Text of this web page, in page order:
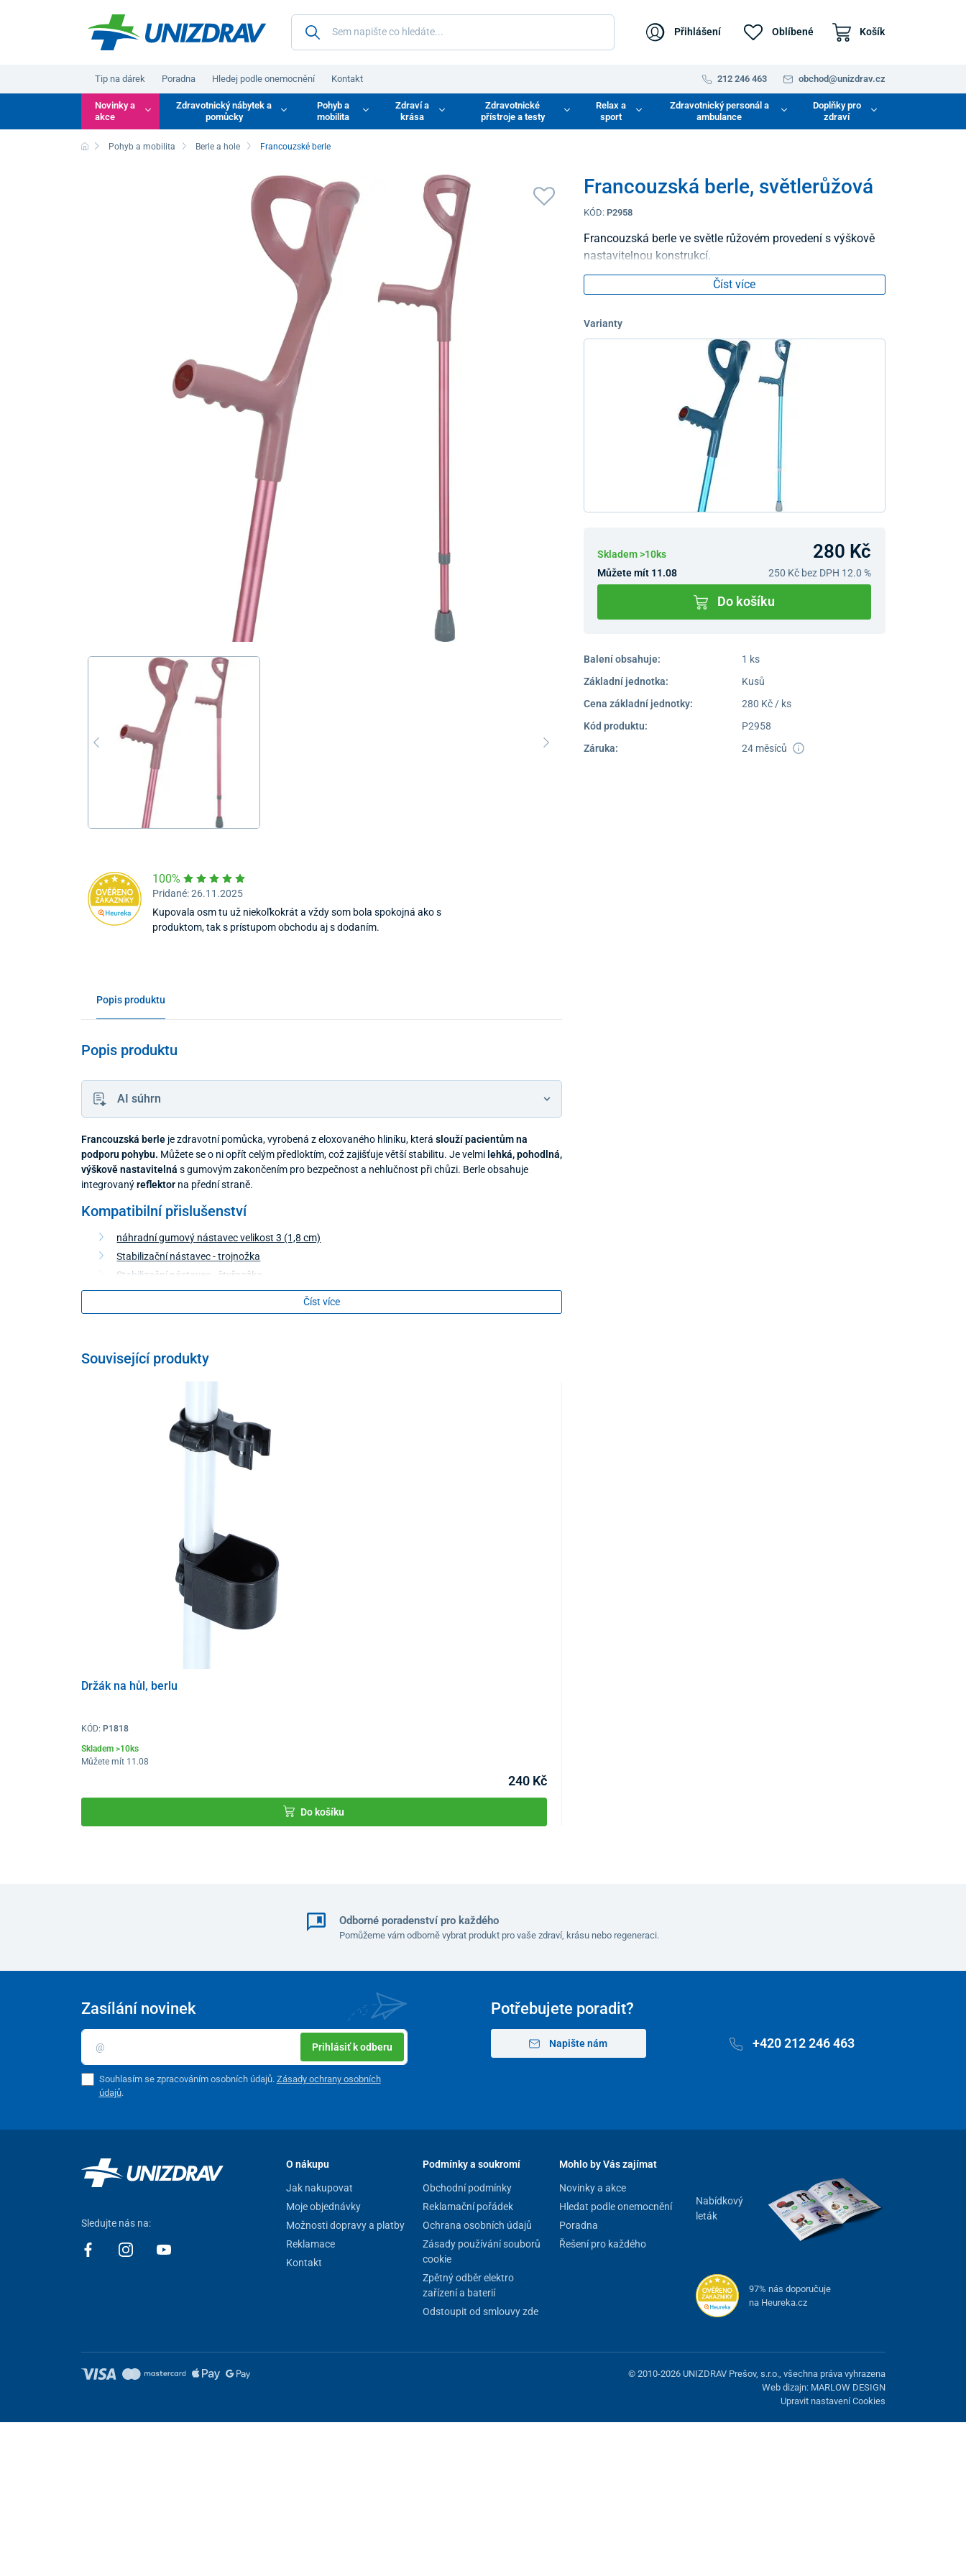
Přihlášení Oblíbené Košík
Tip na dárek Poradna Hledej podle onemocnění Kontakt 212 246 463 obchod@unizdrav.cz
Novinky a
akce
Zdravotnický nábytek a
pomůcky
Pohyb a
mobilita
Zdraví a
krása
Zdravotnické
přístroje a testy
Relax a
sport
Zdravotnický personál a
ambulance
Doplňky pro
zdraví
Pohyb a mobilita Berle a hole Francouzské berle
Francouzská berle, světlerůžová
KÓD: P2958
Francouzská berle ve světle růžovém provedení s výškově
nastavitelnou konstrukcí.
Číst více
Varianty
Skladem >10ks 280 Kč
Můžete mít 11.08 250 Kčbez DPH 12.0 %
Do košíku
Balení obsahuje:
1 ks
Základní jednotka:
Kusů
Cena základní jednotky:
280 Kč / ks
Kód produktu:
P2958
Záruka:
24 měsíců
100%
Pridané: 26.11.2025
Kupovala osm tu už niekoľkokrát a vždy som bola spokojná ako s
produktom, tak s prístupom obchodu aj s dodaním.
Popis produktu
Popis produktu
AI súhrn
Francouzská berleje zdravotní pomůcka, vyrobená z eloxovaného hliníku, která slouží pacientům na
podporu pohybu. Můžete se o ni opřít celým předloktím, což zajišťuje větší stabilitu. Je velmi lehká, pohodlná,
výškově nastavitelná s gumovým zakončením pro bezpečnost a nehlučnost při chůzi. Berle obsahuje
integrovanýreflektorna přední straně.
Kompatibilní přislušenství
náhradní gumový nástavec velikost 3 (1,8 cm)
Stabilizační nástavec - trojnožka
Stabilizační nástavec - čtyřnožka
protiskluzový nástavec s kovovou sklapkou
gumový protiskluzový nástavec s hroty
Technické parametry
Číst více
Související produkty
Držák na hůl, berlu
KÓD: P1818
Skladem >10ks
Můžete mít 11.08
240 Kč
Do košíku
Odborné poradenství pro každého
Pomůžeme vám odborně vybrat produkt pro vaše zdraví, krásu nebo regeneraci.
Potřebujete poradit?
Napište nám +420 212 246 463
Zasílání novinek
Prihlásiť k odberu
Souhlasím se zpracováním osobních údajů. Zásady ochrany osobních
údajů.
Sledujte nás na:
O nákupu
Jak nakupovat
Moje objednávky
Možnosti dopravy a platby
Reklamace
Kontakt
Podmínky a soukromí
Obchodní podmínky
Reklamační pořádek
Ochrana osobních údajů
Zásady používání souborů
cookie
Zpětný odběr elektro
zařízení a baterií
Odstoupit od smlouvy zde
Mohlo by Vás zajímat
Novinky a akce
Hledat podle onemocnění
Poradna
Řešení pro každého
Nabídkový
leták
97% nás doporučuje
na Heureka.cz
© 2010-2026 UNIZDRAV Prešov, s.r.o., všechna práva vyhrazena
Web dizajn: MARLOW DESIGN
Upravit nastavení Cookies